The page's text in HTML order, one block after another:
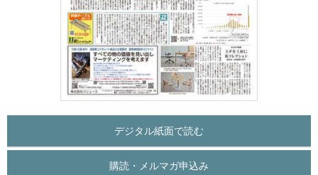
デジタル紙面で読む
購読・メルマガ申込み